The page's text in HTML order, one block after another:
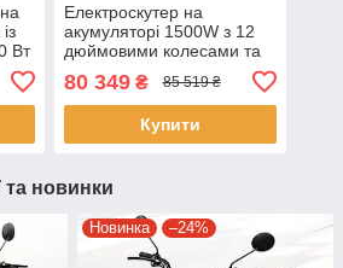
Вт
Електроскутер на
акумуляторі 1500W з 12
дюймовими колесами та
NFC-функцією MES 1027-
4 PHANTOM Червоний
80 349₴ 85 519 ₴
Купити
та новинки
Новинка –24%